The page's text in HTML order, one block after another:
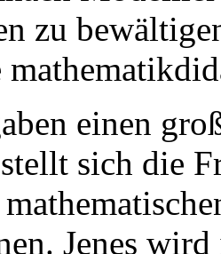
zu
einen
sich die
Jenes